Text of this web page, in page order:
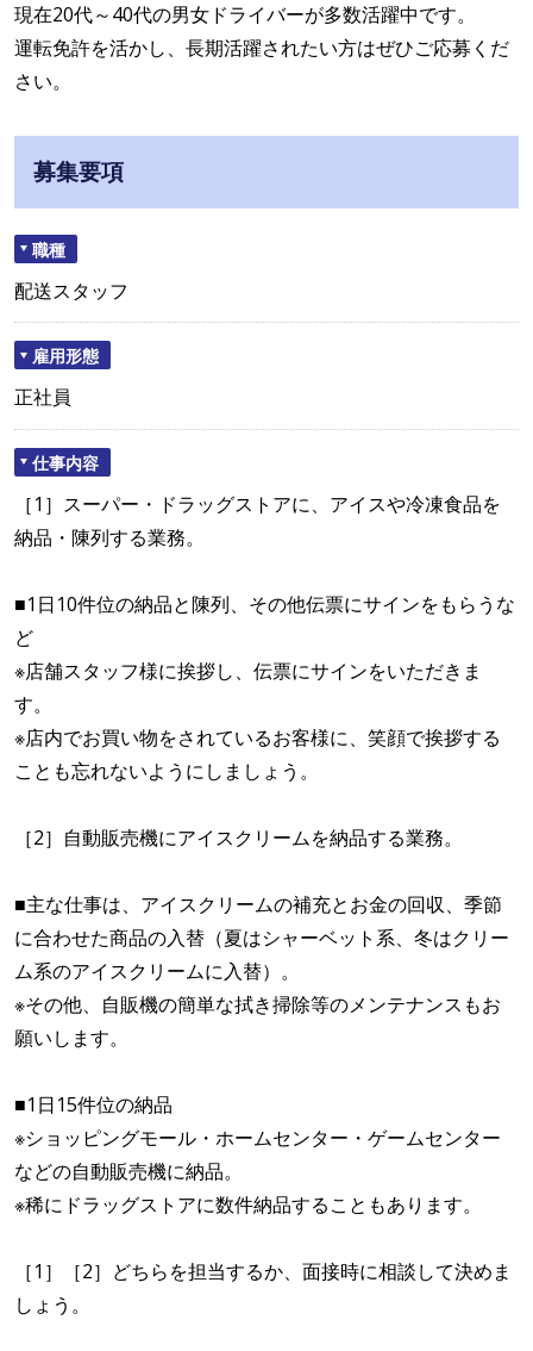
現在20代～40代の男女ドライバーが多数活躍中です。
運転免許を活かし、長期活躍されたい方はぜひご応募くだ
さい。
募集要項
職種
配送スタッフ
雇用形態
正社員
仕事内容
［1］スーパー・ドラッグストアに、アイスや冷凍食品を
納品・陳列する業務。
■1日10件位の納品と陳列、その他伝票にサインをもらうな
ど
※店舗スタッフ様に挨拶し、伝票にサインをいただきま
す。
※店内でお買い物をされているお客様に、笑顔で挨拶する
ことも忘れないようにしましょう。
［2］自動販売機にアイスクリームを納品する業務。
■主な仕事は、アイスクリームの補充とお金の回収、季節
に合わせた商品の入替（夏はシャーベット系、冬はクリー
ム系のアイスクリームに入替）。
※その他、自販機の簡単な拭き掃除等のメンテナンスもお
願いします。
■1日15件位の納品
※ショッピングモール・ホームセンター・ゲームセンター
などの自動販売機に納品。
※稀にドラッグストアに数件納品することもあります。
［1］［2］どちらを担当するか、面接時に相談して決めま
しょう。